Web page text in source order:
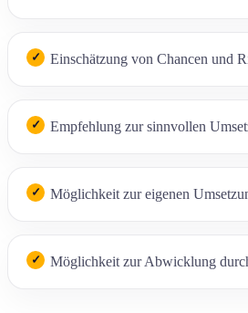
Einschätzung von Chancen und
Empfehlung zur sinnvollen
Möglichkeit zur eigenen
Möglichkeit zur Abwicklung